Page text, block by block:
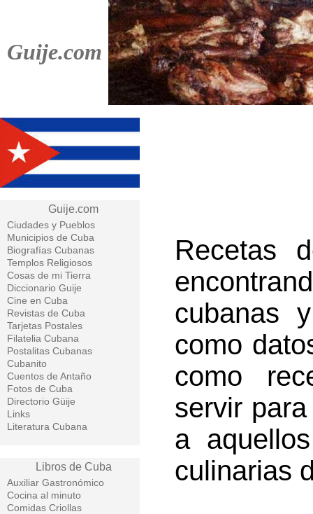
Guije.com
Guije.com
Ciudades y Pueblos
Municipios de Cuba
Biografías Cubanas
Templos Religiosos
Cosas de mi Tierra
Diccionario Guije
Cine en Cuba
Revistas de Cuba
Tarjetas Postales
Filatelia Cubana
Postalitas Cubanas
Cubanito
Cuentos de Antaño
Fotos de Cuba
Directorio Güije
Links
Literatura Cubana
Libros de Cuba
Auxiliar Gastronómico
Cocina al minuto
Comidas Criollas
Recetas
cubanas
como
como
servir
a
culinarias